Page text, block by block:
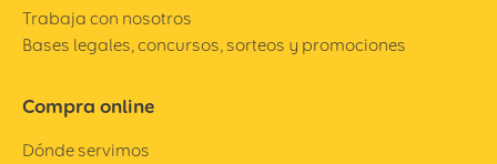
Trabaja con nosotros
Bases legales, concursos, sorteos y promociones
Compra online
Dónde servimos